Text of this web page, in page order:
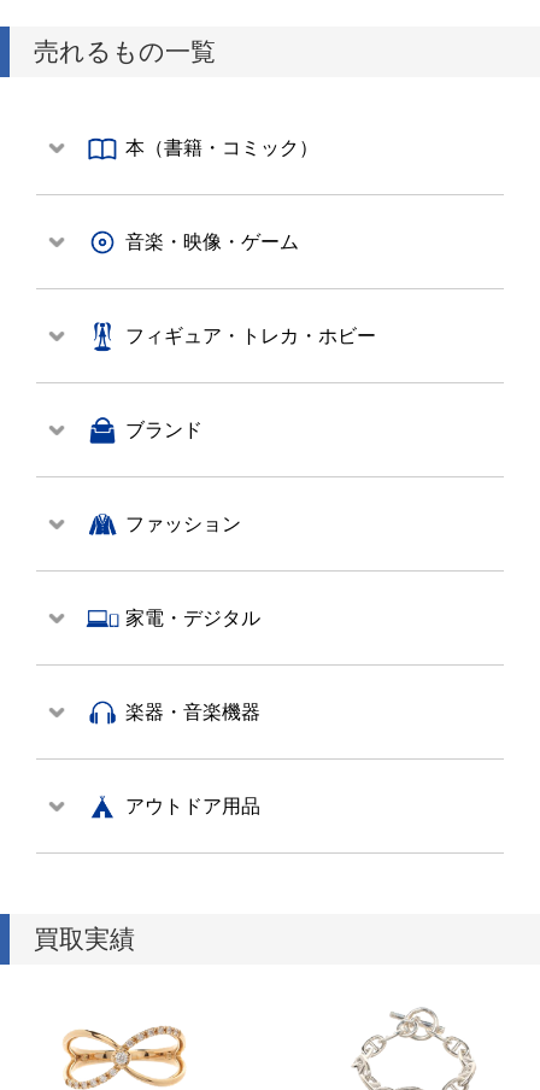
売れるもの一覧
本（書籍・コミック）
音楽・映像・ゲーム
フィギュア・トレカ・ホビー
ブランド
ファッション
家電・デジタル
楽器・音楽機器
アウトドア用品
買取実績